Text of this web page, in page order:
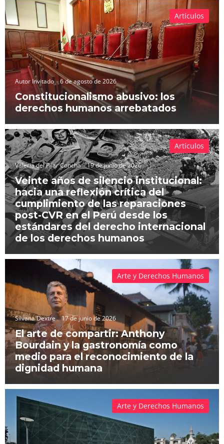
Autor Invitado 6 de agosto de 2026
Constitucionalismo abusivo: los
derechos humanos arrebatados
Artículos
Valeria del Pilar Concha 19 de junio de 2026
Veinte años de silencio institucional:
hacia una reflexión crítica del
cumplimiento de las reparaciones
post-CVR en el Perú desde los
estándares del derecho internacional
de los derechos humanos
Artículos
Silvana Dextre 17 de junio de 2026
El arte de compartir: Anthony
Bourdain y la gastronomía como
medio para el reconocimiento de la
dignidad humana
Arte y Derechos Humanos
Arte y Derechos Humanos